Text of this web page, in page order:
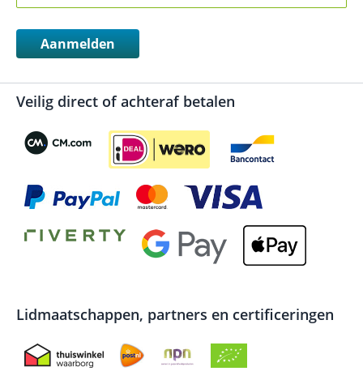
Aanmelden
Veilig direct of achteraf betalen
Lidmaatschappen, partners en certificeringen